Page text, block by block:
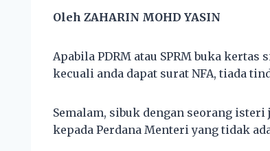
Oleh ZAHARIN MOHD YASIN
Apabila PDRM atau SPRM buka
kecuali anda dapat surat NFA, tiada
Semalam, sibuk dengan seorang
kepada Perdana Menteri yang tidak